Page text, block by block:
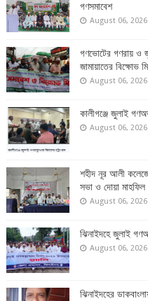
গণসমাবেশ
August 06, 2026
গণভোটের গণরায় ও
জামায়াতের বিক্ষোভ
August 06, 2026
কালীগঞ্জে জুলাই
August 06, 2026
শহীদ নূর আলী
সভা ও দোয়া মাহফিল
August 06, 2026
ঝিনাইদহে জুলাই
August 06, 2026
ঝিনাইদহের